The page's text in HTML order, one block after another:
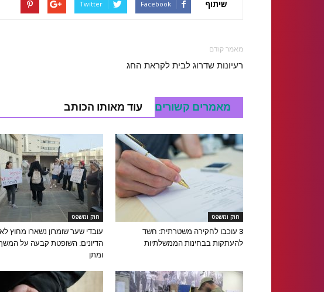
שיתוף Facebook
Twitter
מאמר קודם
רעיונות שדרוג לבית לקראת החג
מאמרים קשורים עוד מאותו הכותב
חוק ומשפט
3 עוכבו לחקירה משטרתית: חשד
להעתקות בבחינות הממשלתיות
חוק ומשפט
עובדי שער שומרון נשארו מחוץ
הדיונים: השופטת קבעה על
ומתן